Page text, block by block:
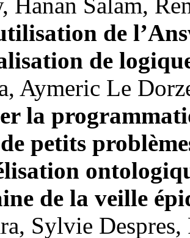
de
de
Aymeric Le
la
petits
de la veille
Sylvie